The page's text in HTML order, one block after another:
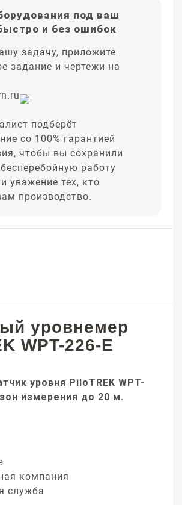
под ваш
и без ошибок
задачу, приложите
задание и чертежи на
подберёт
со 100% гарантией
чтобы вы сохранили
работу
уважение тех, кто
производство.
уровнемер
WPT-226-E
уровня PiloTREK WPT-
измерения до 20 м.
компания
служба